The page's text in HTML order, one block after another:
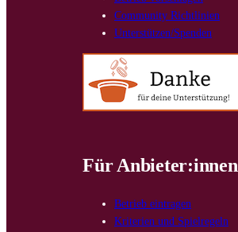
Community Richtlinien
Unterstützen/Spenden
Für Anbieter:innen
Betrieb eintragen
Kriterien und Spielregeln